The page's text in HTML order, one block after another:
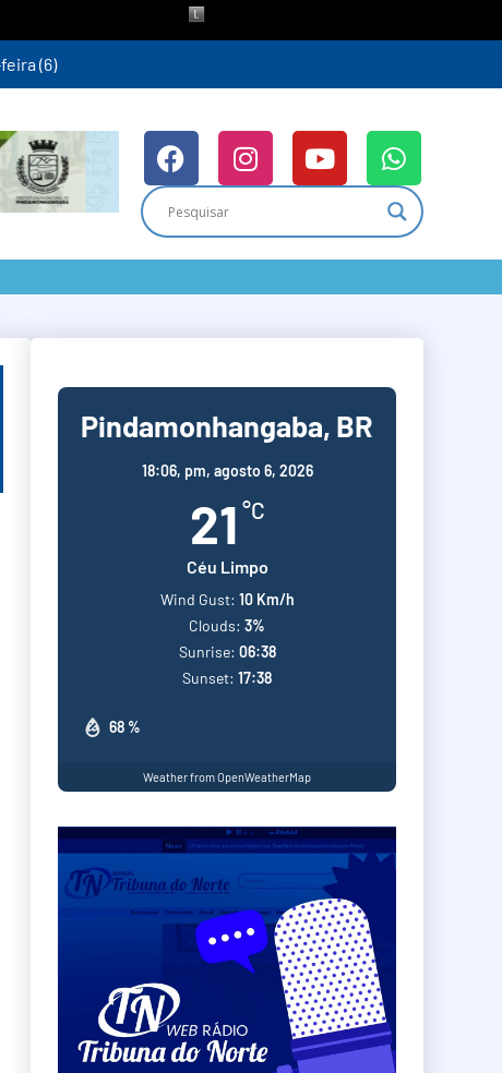
(6)
Pindamonhangaba, BR
18:06, pm, agosto 6, 2026
21 °C
Céu Limpo
68 %
Wind Gust: 10 Km/h
Clouds: 3%
Sunrise: 06:38
Sunset: 17:38
Weather from OpenWeatherMap